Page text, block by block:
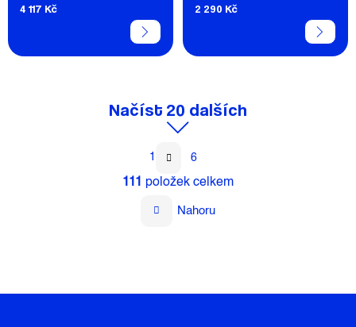
4 117 Kč
2 290 Kč
V
Á
P
Načíst 20 dalších
R
N
Í
1 6
111 položek celkem
Nahoru